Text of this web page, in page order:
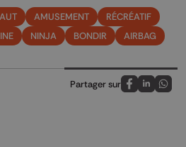
AMUSEMENT
RÉCRÉATIF
NINJA BONDIR AIRBAG
Partager sur
Partagez sur
Partagez